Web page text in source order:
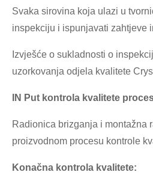
Svaka sirovina koja ulazi u
inspekciju i ispunjavati zahtjeve
Izvješće o sukladnosti o
uzorkovanja odjela kvalitete
IN Put kontrola kvalitete
Radionica brizganja i montažna
proizvodnom procesu kontrole
Konačna kontrola kvalitete: